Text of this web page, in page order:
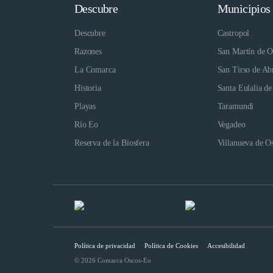
Descubre
Descubre
Razones
La Comarca
Historia
Playas
Río Eo
Reserva de la Biosfera
Municipios
Castropol
San Martín de
San Tirso de
Santa Eulalia de
Taramundi
Vegadeo
Villanueva de
Política de privacidad Política de Cookies
Accesibilidad
© 2026 Comarca Oscos-Eo